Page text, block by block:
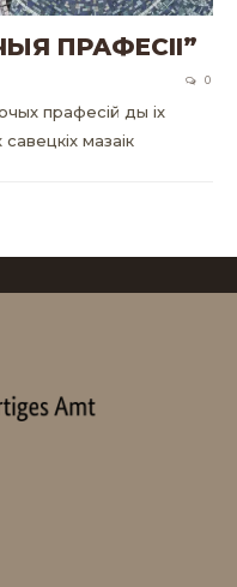
ПРАФЕСІІ”
0
прафесій ды іх
мазаік